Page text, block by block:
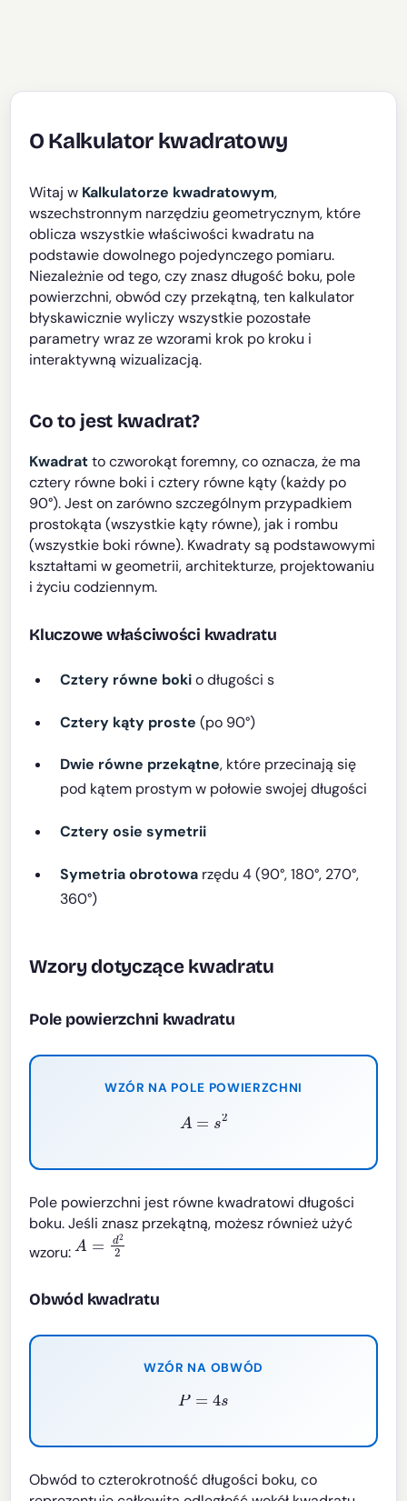
O Kalkulator kwadratowy
Witaj w Kalkulatorze kwadratowym,
wszechstronnym narzędziu geometrycznym, które
oblicza wszystkie właściwości kwadratu na
podstawie dowolnego pojedynczego pomiaru.
Niezależnie od tego, czy znasz długość boku, pole
powierzchni, obwód czy przekątną, ten kalkulator
błyskawicznie wyliczy wszystkie pozostałe
parametry wraz ze wzorami krok po kroku i
interaktywną wizualizacją.
Co to jest kwadrat?
Kwadratto czworokąt foremny, co oznacza, że ma
cztery równe boki i cztery równe kąty (każdy po
90°). Jest on zarówno szczególnym przypadkiem
prostokąta (wszystkie kąty równe), jak i rombu
(wszystkie boki równe). Kwadraty są podstawowymi
kształtami w geometrii, architekturze, projektowaniu
i życiu codziennym.
Kluczowe właściwości kwadratu
Cztery równe bokio długości s
Cztery kąty proste (po 90°)
Dwie równe przekątne, które przecinają się
pod kątem prostym w połowie swojej długości
Cztery osie symetrii
Symetria obrotowa rzędu 4 (90°, 180°, 270°,
360°)
Wzory dotyczące kwadratu
Pole powierzchni kwadratu
WZÓR NA POLE POWIERZCHNI
A 2
Pole powierzchni jest równe kwadratowi długości
boku. Jeśli znasz przekątną, możesz również użyć
wzoru:
A=d22
Obwód kwadratu
WZÓR NA OBWÓD
P =4s
Obwód to czterokrotność długości boku, co